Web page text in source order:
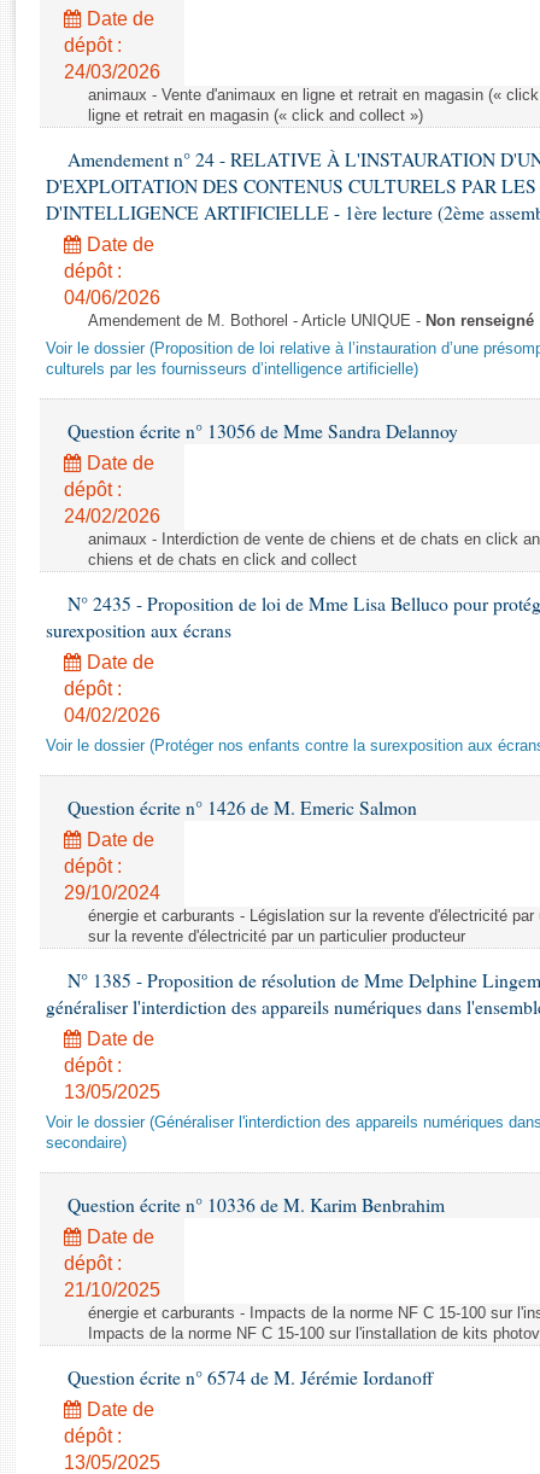
Rapports législatifs
Rapports sur l'application des lois
Baromètre de l’application des lois
Dossiers législatifs
Budget et sécurité sociale
Questions écrites et orales
Comptes rendus des débats
Date de
dépôt :
24/03/2026
animaux - Vente d'animaux en ligne et retrait en magasin («
ligne et retrait en magasin (« click and collect »)
Amendement n° 24 - RELATIVE À L'INSTAURATION
D'EXPLOITATION DES CONTENUS CULTURELS PAR LES
D'INTELLIGENCE ARTIFICIELLE - 1ère lecture (2ème
Date de
dépôt :
04/06/2026
Amendement de M. Bothorel - Article UNIQUE - Non renseigné
Voir le dossier (Proposition de loi relative à l’instauration d’une
culturels par les fournisseurs d’intelligence artificielle)
Question écrite n° 13056 de Mme Sandra Delannoy
Date de
dépôt :
24/02/2026
animaux - Interdiction de vente de chiens et de chats en click
chiens et de chats en click and collect
N° 2435 - Proposition de loi de Mme Lisa Belluco pour
surexposition aux écrans
Date de
dépôt :
04/02/2026
Voir le dossier (Protéger nos enfants contre la surexposition aux
Question écrite n° 1426 de M. Emeric Salmon
Date de
dépôt :
29/10/2024
énergie et carburants - Législation sur la revente d'électricité
sur la revente d'électricité par un particulier producteur
N° 1385 - Proposition de résolution de Mme Delphine
généraliser l'interdiction des appareils numériques dans
Date de
dépôt :
13/05/2025
Voir le dossier (Généraliser l'interdiction des appareils numériques
secondaire)
Question écrite n° 10336 de M. Karim Benbrahim
Date de
dépôt :
21/10/2025
énergie et carburants - Impacts de la norme NF C 15-100 sur
Impacts de la norme NF C 15-100 sur l'installation de kits
Question écrite n° 6574 de M. Jérémie Iordanoff
Date de
dépôt :
13/05/2025